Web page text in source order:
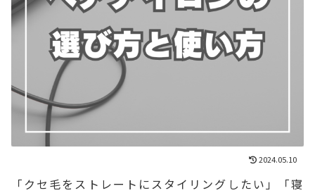
2024.05.10
「クセ毛をストレートにスタイリングしたい」「寝